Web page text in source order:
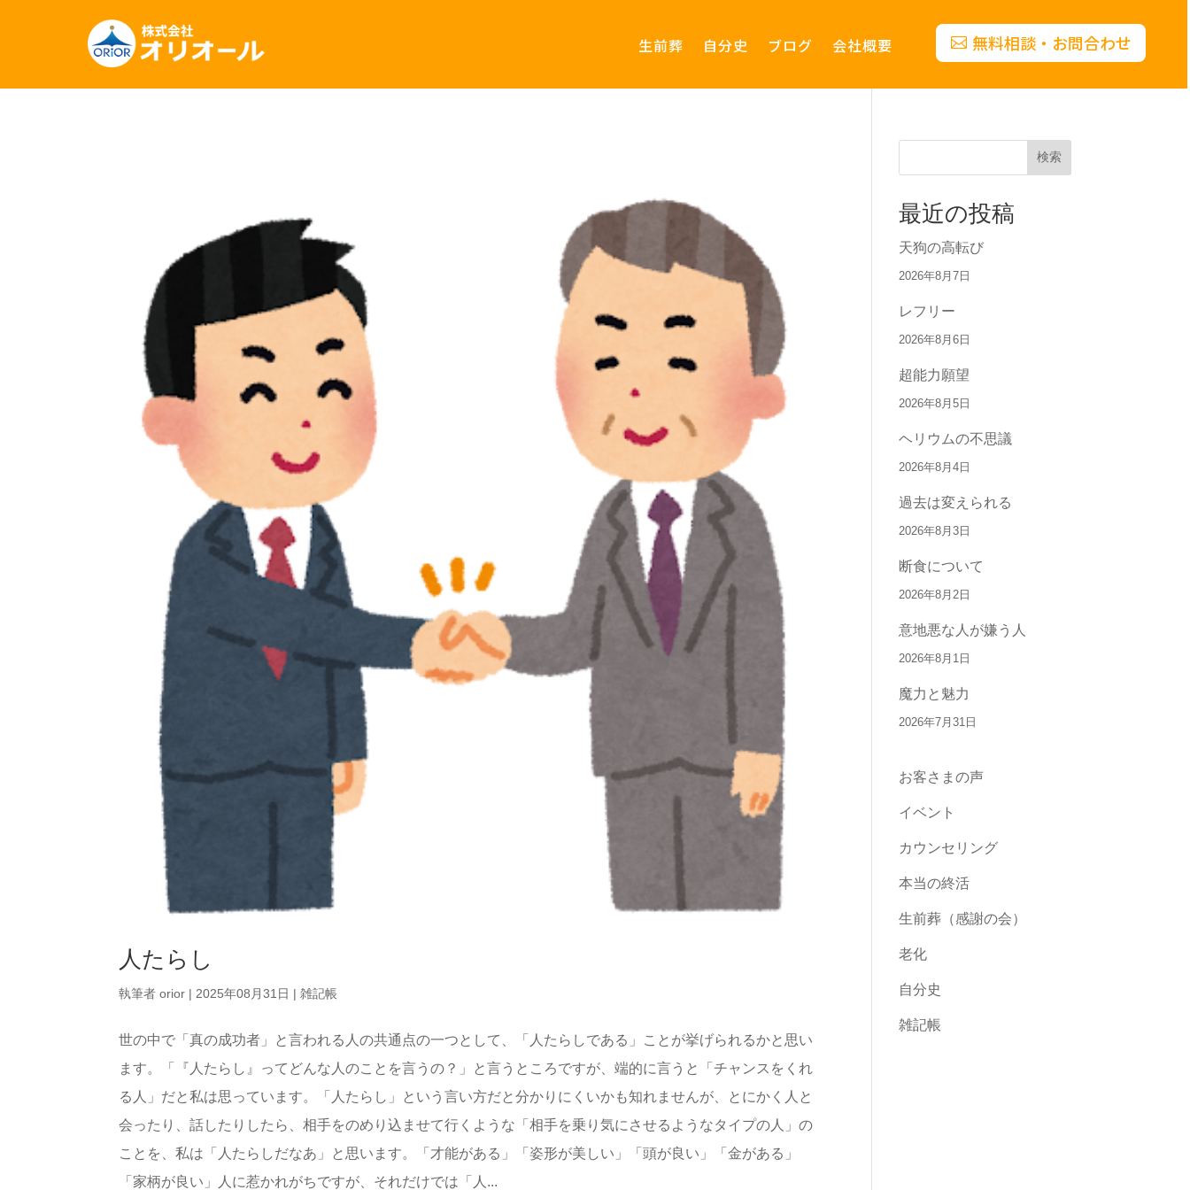
生前葬 自分史 ブログ 会社概要 無料相談・お問合わせ
人たらし
執筆者orior | 2025年08月31日 |雑記帳
世の中で「真の成功者」と言われる人の共通点の一つとして、「人たらしである」ことが挙げられるかと思い
ます。「『人たらし』ってどんな人のことを言うの？」と言うところですが、端的に言うと「チャンスをくれ
る人」だと私は思っています。「人たらし」という言い方だと分かりにくいかも知れませんが、とにかく人と
会ったり、話したりしたら、相手をのめり込ませて行くような「相手を乗り気にさせるようなタイプの人」の
ことを、私は「人たらしだなあ」と思います。「才能がある」「姿形が美しい」「頭が良い」「金がある」
「家柄が良い」人に惹かれがちですが、それだけでは「人...
検索
最近の投稿
天狗の高転び
2026年8月7日
レフリー
2026年8月6日
超能力願望
2026年8月5日
ヘリウムの不思議
2026年8月4日
過去は変えられる
2026年8月3日
断食について
2026年8月2日
意地悪な人が嫌う人
2026年8月1日
魔力と魅力
2026年7月31日
お客さまの声
イベント
カウンセリング
本当の終活
生前葬（感謝の会）
老化
自分史
雑記帳